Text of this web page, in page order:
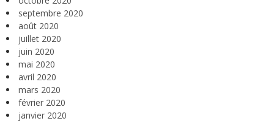
septembre 2020
août 2020
juillet 2020
juin 2020
mai 2020
avril 2020
mars 2020
février 2020
janvier 2020